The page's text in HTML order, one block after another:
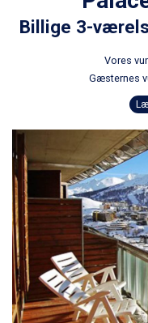
Billige 3-
Vores
Gæsternes